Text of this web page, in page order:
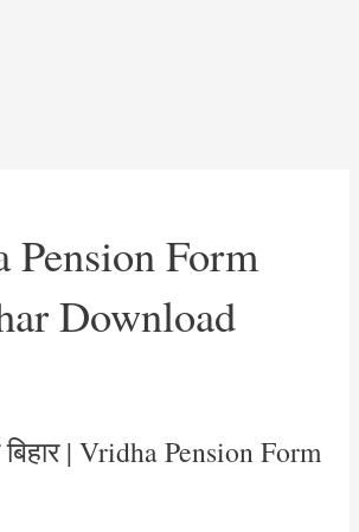
Pension Form
Download
बिहार | Vridha Pension Form